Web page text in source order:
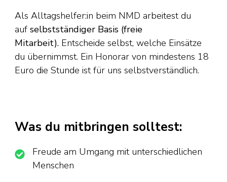
Als Alltagshelfer:in beim NMD arbeitest du
auf selbstständiger Basis (freie
Mitarbeit). Entscheide selbst, welche Einsätze
du übernimmst. Ein Honorar von mindestens 18
Euro die Stunde ist für uns selbstverständlich.
Was du mitbringen solltest:
Freude am Umgang mit unterschiedlichen
Menschen